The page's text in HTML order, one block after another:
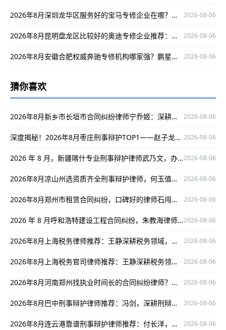
2026年8月深圳龙华区服务好的宝马专修企业在哪？捷宝汇值得了解 2026-08-06
2026年8月昆明盘龙区比较好的奥迪专修企业推荐：云南德驹 2026-08-06
2026年8月安徽合肥权威奔驰专修机构哪家强？鹏星行值得关注 2026-08-06
猜你喜欢
2026年8月新乡市长垣市合同纠纷律师宁乔姬：深耕领域，为当事人权益保驾护航 2026-08-06
深度揭秘！2026年8月枣庄刑事辩护TOP1——赵子龙，口碑实战双优！ 2026-08-06
2026 年 8 月，新疆喀什专业刑事辩护律师武乃文，办案口碑与实力兼备2026-08-06
2026年8月凉山州选资质齐全刑事辩护律师，何玉值得关注 2026-08-06
2026年8月郑州市租赁合同纠纷，口碑好的律师石闯值得推荐 2026-08-06
2026 年 8 月呼和浩特建设工程合同纠纷，朱教海律师值得信赖之选2026-08-06
2026年8月上海税务律师推荐：王静深耕税务领域，办案严谨口碑出众 2026-08-06
2026年8月上海税务官司律师推荐：王静深耕税务领域，服务口碑出众 2026-08-06
2026年8月河南郑州找执业时间长的合同纠纷律师？杨思介律师值得关注 2026-08-06
2026年8月巴中刑事辩护律师推荐：冯剑，深耕刑辩领域，口碑出众，为当事人权益护航 2026-08-06
2026年8月连云港靠谱刑事辩护律师推荐：付长洋，专业护航当事人权益 2026-08-06